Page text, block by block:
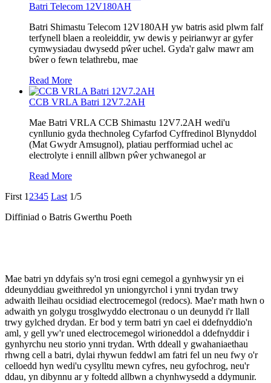
Batri Telecom 12V180AH
Batri Shimastu Telecom 12V180AH yw batris asid plwm falf
terfynell blaen a reoleiddir, yw dewis y peirianwyr ar gyfer
cymwysiadau dwysedd pŵer uchel. Gyda'r galw mawr am
bŵer o fewn telathrebu, mae
Read More
CCB VRLA Batri 12V7.2AH
Mae Batri VRLA CCB Shimastu 12V7.2AH wedi'u
cynllunio gyda thechnoleg Cyfarfod Cyffredinol Blynyddol
(Mat Gwydr Amsugnol), platiau perfformiad uchel ac
electrolyte i ennill allbwn pŵer ychwanegol ar
Read More
First 1 2345 Last 1/5
Diffiniad o Batris Gwerthu Poeth
Mae batri yn ddyfais sy'n trosi egni cemegol a gynhwysir yn ei
ddeunyddiau gweithredol yn uniongyrchol i ynni trydan trwy
adwaith lleihau ocsidiad electrocemegol (redocs). Mae'r math hwn o
adwaith yn golygu trosglwyddo electronau o un deunydd i'r llall
trwy gylched drydan. Er bod y term batri yn cael ei ddefnyddio'n
aml, y gell yw'r uned electrocemegol wirioneddol a ddefnyddir i
gynhyrchu neu storio ynni trydan. Wrth ddeall y gwahaniaethau
rhwng cell a batri, dylai rhywun feddwl am fatri fel un neu fwy o'r
celloedd hyn wedi'u cysylltu mewn cyfres, neu gyfochrog, neu'r
ddau, yn dibynnu ar y foltedd allbwn a chynhwysedd a ddymunir.